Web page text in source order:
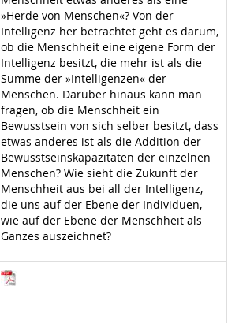
»Herde von Menschen«? Von der
Intelligenz her betrachtet geht es darum,
ob die Menschheit eine eigene Form der
Intelligenz besitzt, die mehr ist als die
Summe der »Intelligenzen« der
Menschen. Darüber hinaus kann man
fragen, ob die Menschheit ein
Bewusstsein von sich selber besitzt, dass
etwas anderes ist als die Addition der
Bewusstseinskapazitäten der einzelnen
Menschen? Wie sieht die Zukunft der
Menschheit aus bei all der Intelligenz,
die uns auf der Ebene der Individuen,
wie auf der Ebene der Menschheit als
Ganzes auszeichnet?